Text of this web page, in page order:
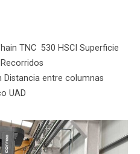
TNC 530 HSCI Superficie
entre columnas
UAD